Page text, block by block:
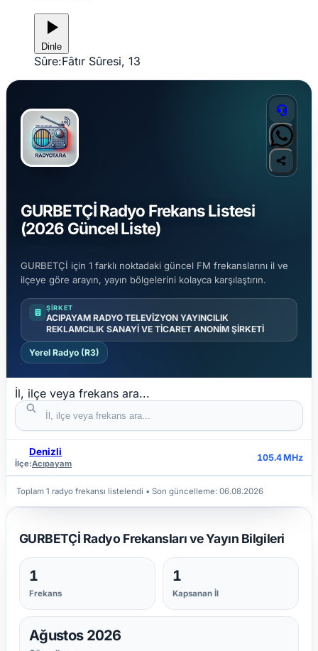
Dinle
Sûre:Fâtır Sûresi, 13
GURBETÇİ Radyo Frekans Listesi
(2026 Güncel Liste)
GURBETÇİ için 1 farklı noktadaki güncel FM frekanslarını il ve
ilçeye göre arayın, yayın bölgelerini kolayca karşılaştırın.
ŞIRKET
ACIPAYAM RADYO TELEVİZYON YAYINCILIK
REKLAMCILIK SANAYİ VE TİCARET ANONİM ŞİRKETİ
Yerel Radyo (R3)
İl, ilçe veya frekans ara...
İLDenizli
İlçe:Acıpayam
105.4 MHz
Toplam 1 radyo frekansı listelendi • Son güncelleme:06.08.2026
GURBETÇİ Radyo Frekansları ve Yayın Bilgileri
1
Frekans
1
Kapsanan İl
Ağustos 2026